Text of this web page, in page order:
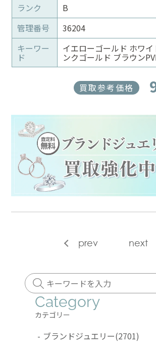
ランク
B
管理番号
36204
キーワー
ド
イエローゴールド ホワ
ンクゴールド ブラウン
買取参考価格
prev next
Category
カテゴリー
- ブランドジュエリー(2701)